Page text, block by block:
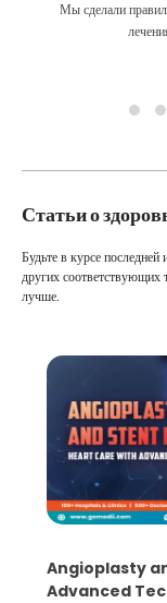
Мы сделали
Статьи о
Будьте в курсе
других соответствующих
лучше.
5 Essential
Collection